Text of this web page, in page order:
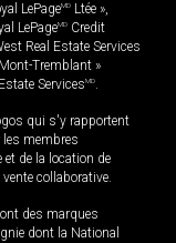
LePageMD Ltée »,
LePageMD Credit
Real Estate Services
Tremblant »
ServicesMD.
qui s'y rapportent
membres
et de la location de
collaborative.
des marques
dont la National